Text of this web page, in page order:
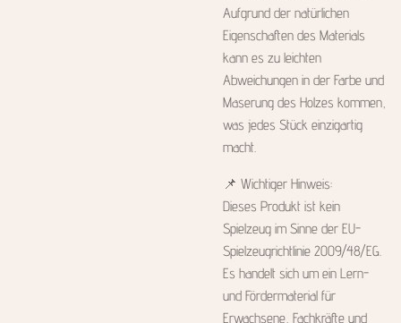
Aufgrund der natürlichen
Eigenschaften des Materials
kann es zu leichten
Abweichungen in der Farbe und
Maserung des Holzes kommen,
was jedes Stück einzigartig
macht.
📌 Wichtiger Hinweis:
Dieses Produkt ist kein
Spielzeug im Sinne der EU-
Spielzeugrichtlinie 2009/48/EG.
Es handelt sich um ein Lern-
und Fördermaterial für
Erwachsene, Fachkräfte und